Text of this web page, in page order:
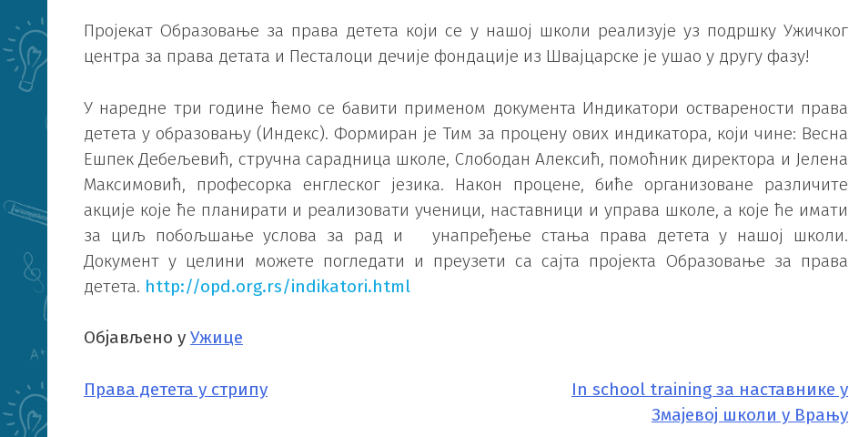
Пројекат Образовање за права детета који се у нашој школи реализује уз подршку Ужичког
центра за права детата и Песталоци дечије фондације из Швајцарске је ушао у другу фазу!
У наредне три године ћемо се бавити применом документа Индикатори остварености права
детета у образовању (Индекс). Формиран је Тим за процену ових индикатора, који чине: Весна
Ешпек Дебељевић, стручна сарадница школе, Слободан Алексић, помоћник директора и Јелена
Максимовић, професорка енглеског језика. Након процене, биће организоване различите
акције које ће планирати и реализовати ученици, наставници и управа школе, а које ће имати
за циљ побољшање услова за рад и унапређење стања права детета у нашој школи.
Документ у целини можете погледати и преузети са сајта пројекта Образовање за права
детета. http://opd.org.rs/indikatori.html
Објављено у Ужице
КРЕТАЊЕ
Права детета у стрипу
In school training за наставнике у
Змајевој школи у Врању